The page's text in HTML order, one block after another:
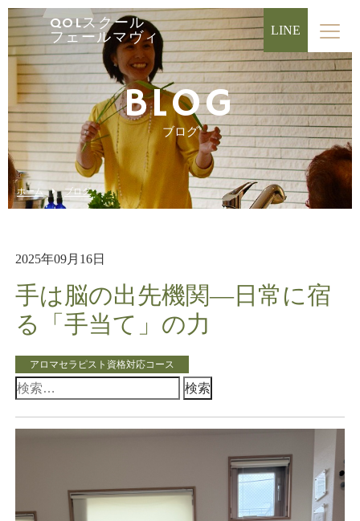
QOLスクール
フェールマヴィ
LINE
BLOG
ブログ
ホーム ブログ
2025年09月16日
手は脳の出先機関―日常に宿
る「手当て」の力
アロマセラピスト資格対応コース
検